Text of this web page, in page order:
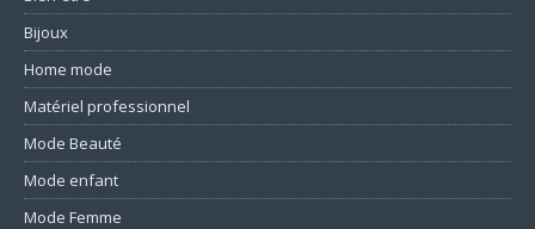
Bijoux
Home mode
Matériel professionnel
Mode Beauté
Mode enfant
Mode Femme